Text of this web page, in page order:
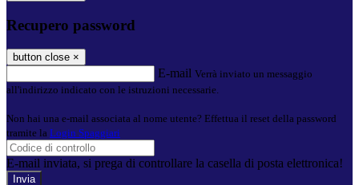
Recupero password
button close ×
E-mail Verrà inviato un messaggio
all'indirizzo indicato con le istruzioni necessarie.
Non hai una e-mail associata al nome utente? Effettua il reset della password
tramite la Login Spaggiari
E-mail inviata, si prega di controllare la casella di posta elettronica!